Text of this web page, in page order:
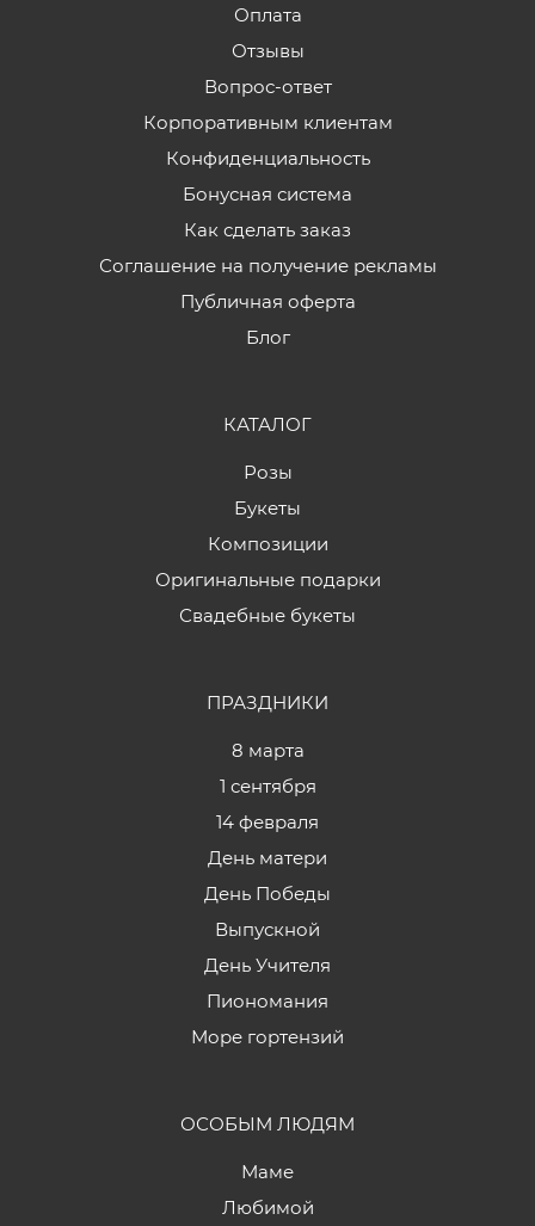
Оплата
Отзывы
Вопрос-ответ
Корпоративным клиентам
Конфиденциальность
Бонусная система
Как сделать заказ
Соглашение на получение рекламы
Публичная оферта
Блог
КАТАЛОГ
Розы
Букеты
Композиции
Оригинальные подарки
Свадебные букеты
ПРАЗДНИКИ
8 марта
1 сентября
14 февраля
День матери
День Победы
Выпускной
День Учителя
Пиономания
Море гортензий
ОСОБЫМ ЛЮДЯМ
Маме
Любимой